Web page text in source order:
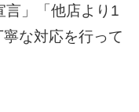
言」「他店より1
な対応を行って